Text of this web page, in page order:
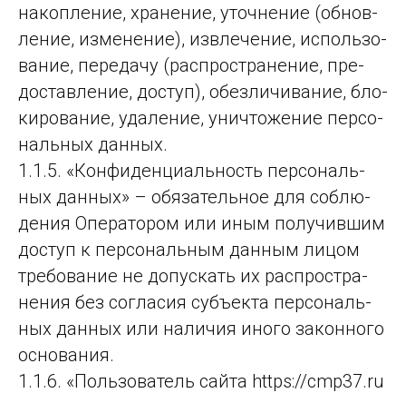
на­коп­ле­ние, хра­не­ние, уточ­не­ние (об­нов­
ле­ние, из­ме­не­ние), из­вле­че­ние, ис­поль­зо­
ва­ние, пе­ре­да­чу (рас­прос­тра­не­ние, пре­
дос­тав­ле­ние, дос­туп), обез­ли­чи­ва­ние, бло­
ки­ро­ва­ние, уда­ле­ние, унич­то­же­ние пер­со­
наль­ных дан­ных.
1.1.5. «Конфи­ден­ци­аль­ность пер­со­наль­
ных дан­ных» – обя­за­тель­ное для соб­лю­
де­ния Опе­ра­то­ром или иным по­лу­чив­шим
дос­туп к пер­со­наль­ным дан­ным ли­цом
тре­бо­ва­ние не до­пус­кать их рас­прос­тра­
не­ния без сог­ла­сия субъ­ек­та пер­со­наль­
ных дан­ных или на­ли­чия ино­го за­кон­но­го
ос­но­ва­ния.
1.1.6. «Пользо­ва­тель сай­та https://cmp37.ru